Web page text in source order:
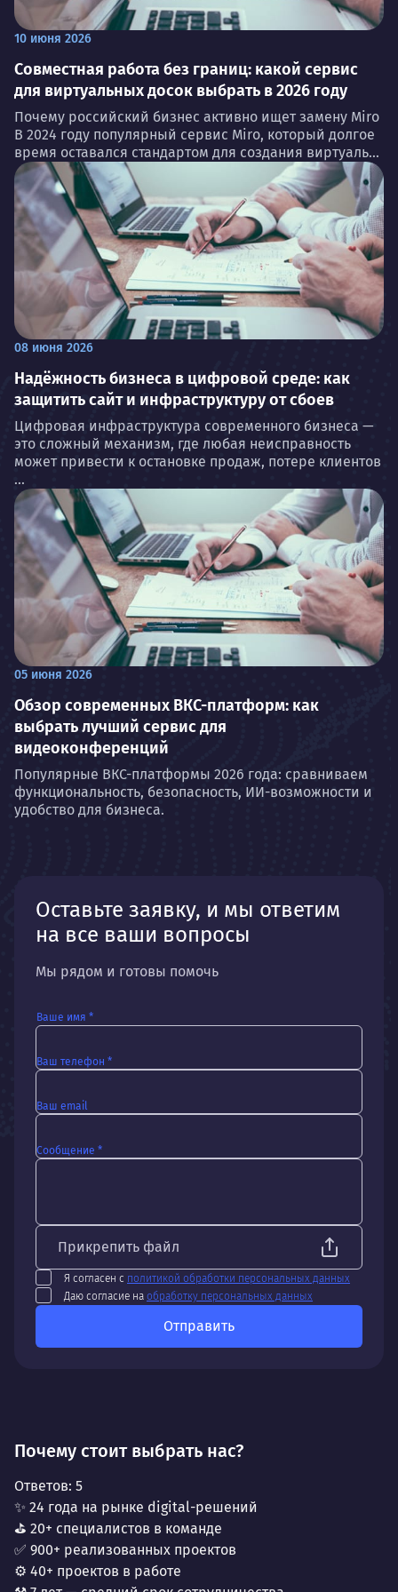
10 июня 2026
Совместная работа без границ: какой сервис
для виртуальных досок выбрать в 2026 году
Почему российский бизнес активно ищет замену Miro
В 2024 году популярный сервис Miro, который долгое
время оставался стандартом для создания виртуаль...
08 июня 2026
Надёжность бизнеса в цифровой среде: как
защитить сайт и инфраструктуру от сбоев
Цифровая инфраструктура современного бизнеса —
это сложный механизм, где любая неисправность
может привести к остановке продаж, потере клиентов
...
05 июня 2026
Обзор современных ВКС-платформ: как
выбрать лучший сервис для
видеоконференций
Популярные ВКС-платформы 2026 года: сравниваем
функциональность, безопасность, ИИ-возможности и
удобство для бизнеса.
Оставьте заявку, и мы ответим
на все ваши вопросы
Мы рядом и готовы помочь
Ваше имя *
Ваш телефон *
Ваш email
Сообщение *
Прикрепить файл
Я согласен с политикой обработки персональных данных
Даю согласие на обработку персональных данных
Отправить
Почему стоит выбрать нас?
Ответов: 5
✨ 24 года на рынке digital-решений
⛳ 20+ специалистов в команде
✅ 900+ реализованных проектов
⚙️ 40+ проектов в работе